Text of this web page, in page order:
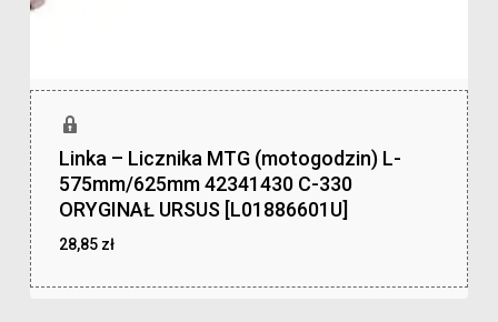
Linka – Licznika MTG (motogodzin) L-
575mm/625mm 42341430 C-330
ORYGINAŁ URSUS [L01886601U]
28,85 zł